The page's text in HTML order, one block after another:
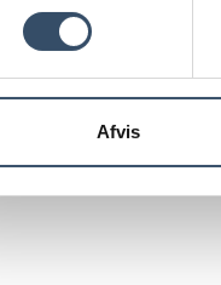
Afvis